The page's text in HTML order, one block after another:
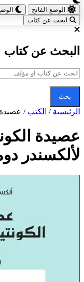
الوضع الفاتح
الوضع
ابحث عن كتاب
عن كتاب
بحث
/ الكتب / عصيدة